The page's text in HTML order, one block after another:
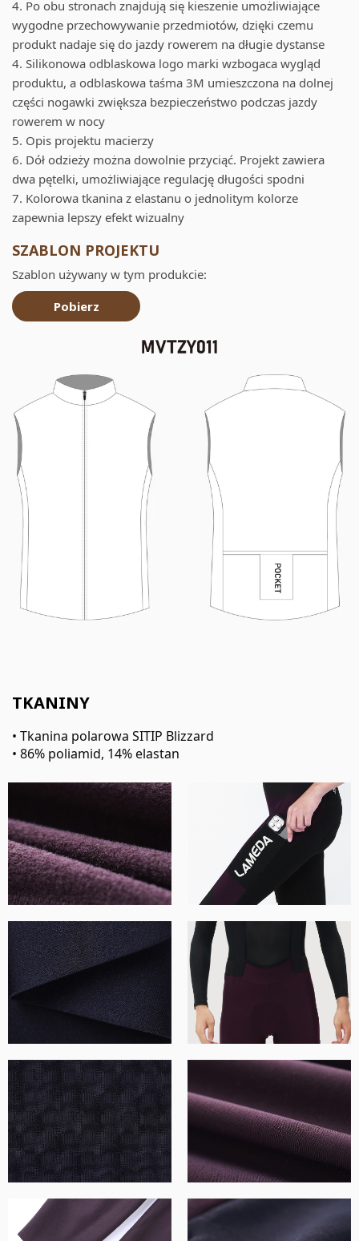
4. Po obu stronach znajdują się kieszenie umożliwiające
wygodne przechowywanie przedmiotów, dzięki czemu
produkt nadaje się do jazdy rowerem na długie dystanse
4. Silikonowa odblaskowa logo marki wzbogaca wygląd
produktu, a odblaskowa taśma 3M umieszczona na dolnej
części nogawki zwiększa bezpieczeństwo podczas jazdy
rowerem w nocy
5. Opis projektu macierzy
6. Dół odzieży można dowolnie przyciąć. Projekt zawiera
dwa pętelki, umożliwiające regulację długości spodni
7. Kolorowa tkanina z elastanu o jednolitym kolorze
zapewnia lepszy efekt wizualny
SZABLON PROJEKTU
Szablon używany w tym produkcie:
Pobierz
TKANINY
• Tkanina polarowa SITIP Blizzard
• 86% poliamid, 14% elastan